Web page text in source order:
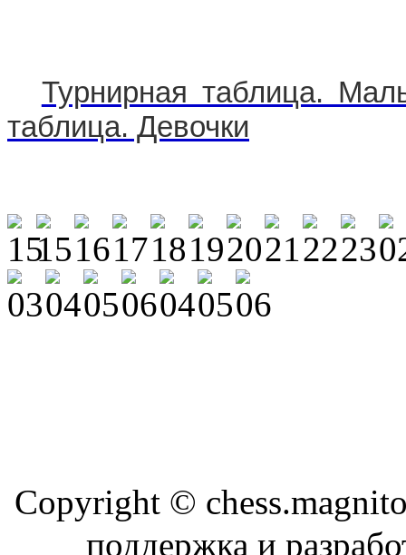
Турнирная таблица.
таблица. Девочки
Copyright ©
поддержка и